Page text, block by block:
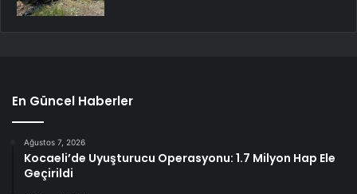
En Güncel Haberler
Ağustos 7, 2026
Kocaeli’de Uyuşturucu Operasyonu: 1.7 Milyon Hap Ele
Geçirildi